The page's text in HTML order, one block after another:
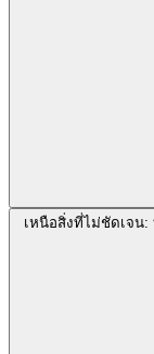
เหนือสิ่งที่ไม่ชัดเจน